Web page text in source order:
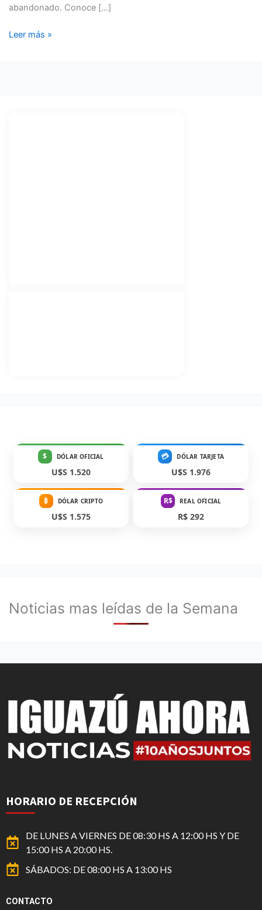
abandonado. Conoce […]
Leer más »
$ DÓLAR OFICIAL
U$S 1.520
💳 DÓLAR TARJETA
U$S 1.976
₿ DÓLAR CRIPTO
U$S 1.575
R$ REAL OFICIAL
R$ 292
Noticias mas leídas de la Semana
HORARIO DE RECEPCIÓN
DE LUNES A VIERNES DE 08:30 HS A 12:00 HS Y DE
15:00 HS A 20:00 HS.
SÁBADOS: DE 08:00 HS A 13:00 HS
CONTACTO